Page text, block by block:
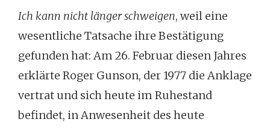
Ich kann nicht länger schweigen, weil eine
wesentliche Tatsache ihre Bestätigung
gefunden hat: Am 26. Februar diesen Jahres
erklärte Roger Gunson, der 1977 die Anklage
vertrat und sich heute im Ruhestand
befindet, in Anwesenheit des heute